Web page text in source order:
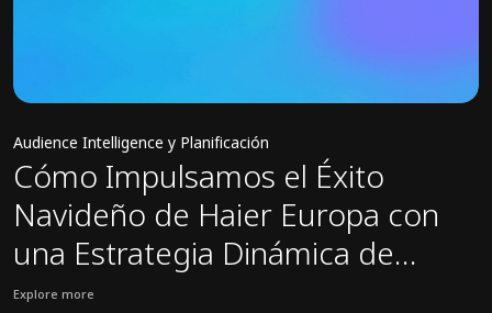
Audience Intelligence y Planificación
Cómo Impulsamos el Éxito
Navideño de Haier Europa con
una Estrategia Dinámica de
Anuncios en Amazon
Explore more